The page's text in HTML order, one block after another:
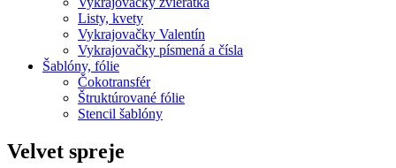
Listy, kvety
Vykrajovačky Valentín
Vykrajovačky písmená a čísla
Šablóny, fólie
Čokotransfér
Štruktúrované fólie
Stencil šablóny
Velvet spreje